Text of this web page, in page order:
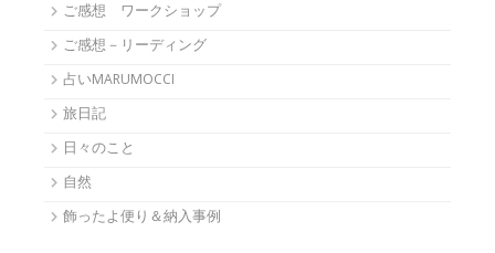
ご感想 ワークショップ
ご感想－リーディング
占いMARUMOCCI
旅日記
日々のこと
自然
飾ったよ便り＆納入事例